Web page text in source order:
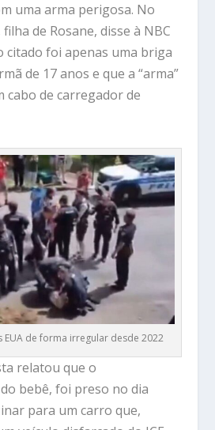
uma arma perigosa. No
de Rosane, disse à NBC
citado foi apenas uma briga
de 17 anos e que a “arma”
cabo de carregador de
EUA de forma irregular desde 2022
relatou que o
bebê, foi preso no dia
para um carro que,